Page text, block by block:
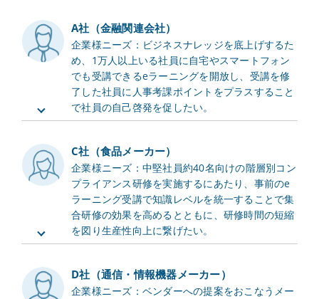
A社（金融関連会社）
企業様ニーズ：ビジネスナレッジを底上げするた
め、1万人以上いる社員に自宅やスマートフォン
でも受講できるeラーニングを開放し、受講を修
了した社員に人事考課ポイントをプラスすること
で社員の自己啓発を促したい。
C社（食品メーカー）
企業様ニーズ：中堅社員約40名向けの階層別コン
プライアンス研修を実施するにあたり、事前のe
ラーニング受講で知識レベルを統一することで集
合研修の効果を高めるとともに、研修時間の短縮
を図り生産性向上に繋げたい。
D社（通信・情報機器メーカー）
企業様ニーズ：ベンダーへの提案をおこなうメー